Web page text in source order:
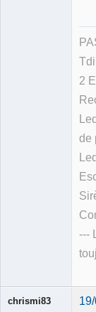
2
de
---
chrismi83